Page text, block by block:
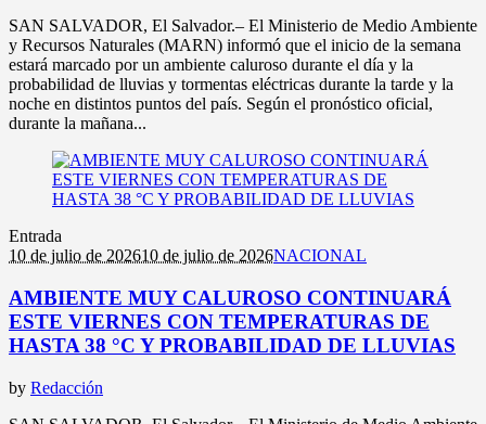
SAN SALVADOR, El Salvador.– El Ministerio de Medio Ambiente
y Recursos Naturales (MARN) informó que el inicio de la semana
estará marcado por un ambiente caluroso durante el día y la
probabilidad de lluvias y tormentas eléctricas durante la tarde y la
noche en distintos puntos del país. Según el pronóstico oficial,
durante la mañana...
Entrada
10 de julio de 202610 de julio de 2026NACIONAL
AMBIENTE MUY CALUROSO CONTINUARÁ
ESTE VIERNES CON TEMPERATURAS DE
HASTA 38 °C Y PROBABILIDAD DE LLUVIAS
by Redacción